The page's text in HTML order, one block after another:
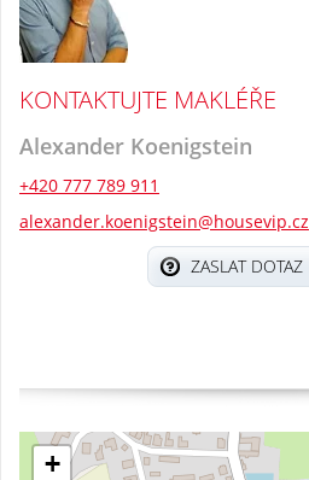
KONTAKTUJTE MAKLÉŘE
Alexander Koenigstein
+420 777 789 911
alexander.koenigstein@housevip.cz
ZASLAT DOTAZ
+